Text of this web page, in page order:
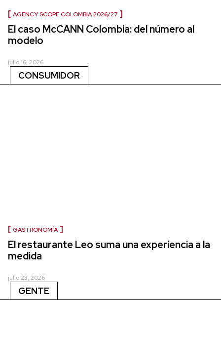
AGENCY SCOPE COLOMBIA 2026/27
El caso McCANN Colombia: del número al
modelo
julio 16, 2026
CONSUMIDOR
GASTRONOMÍA
El restaurante Leo suma una experiencia a la
medida
julio 23, 2026
GENTE